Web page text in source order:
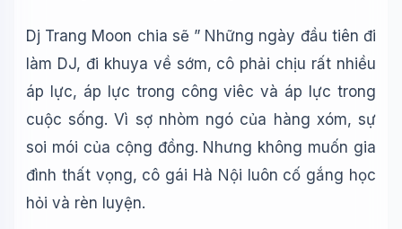
Dj Trang Moon chia sẽ ” Những ngày đầu tiên đi
làm DJ, đi khuya về sớm, cô phải chịu rất nhiều
áp lực, áp lực trong công viêc và áp lực trong
cuộc sống. Vì sợ nhòm ngó của hàng xóm, sự
soi mói của cộng đồng. Nhưng không muốn gia
đình thất vọng, cô gái Hà Nội luôn cố gắng học
hỏi và rèn luyện.